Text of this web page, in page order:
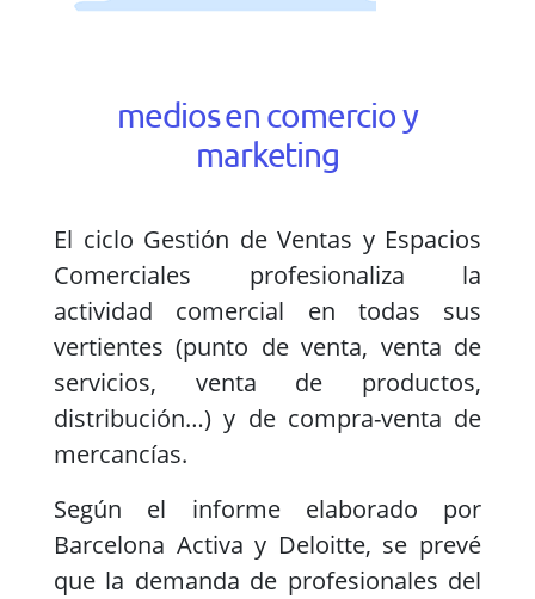
medios en comercio y
marketing
El ciclo Gestión de Ventas y Espacios
Comerciales profesionaliza la
actividad comercial en todas sus
vertientes (punto de venta, venta de
servicios, venta de productos,
distribución…) y de compra-venta de
mercancías.
Según el informe elaborado por
Barcelona Activa y Deloitte, se prevé
que la demanda de profesionales del